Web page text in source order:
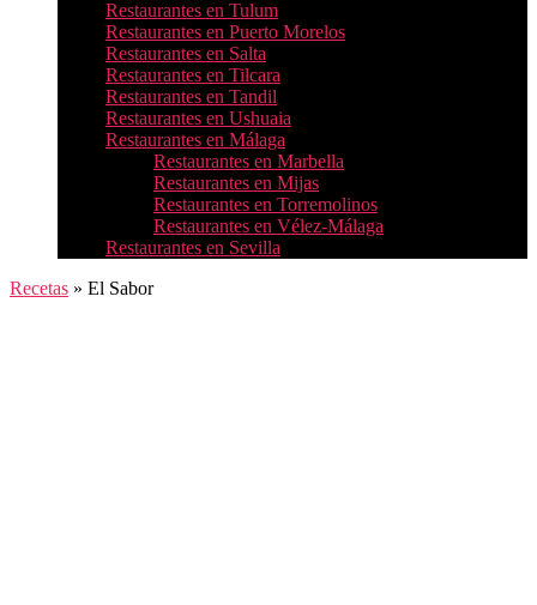
Restaurantes en Tulum
Restaurantes en Puerto Morelos
Restaurantes en Salta
Restaurantes en Tilcara
Restaurantes en Tandil
Restaurantes en Ushuaia
Restaurantes en Málaga
Restaurantes en Marbella
Restaurantes en Mijas
Restaurantes en Torremolinos
Restaurantes en Vélez-Málaga
Restaurantes en Sevilla
Recetas » El Sabor